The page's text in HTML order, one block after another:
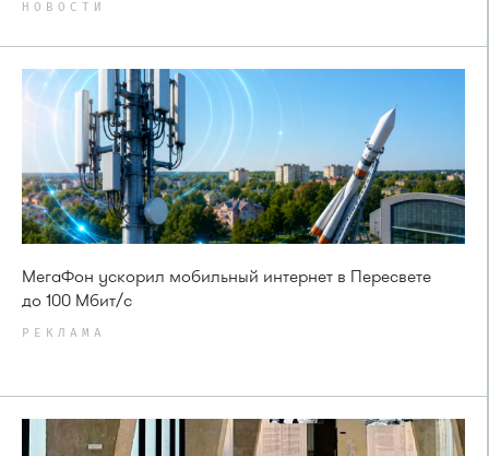
НОВОСТИ
МегаФон ускорил мобильный интернет в Пересвете
до 100 Мбит/с
РЕКЛАМА